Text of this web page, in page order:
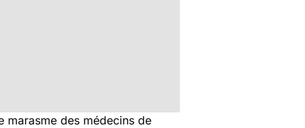
marasme des médecins de